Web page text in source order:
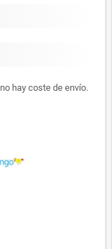
hay coste de envío.